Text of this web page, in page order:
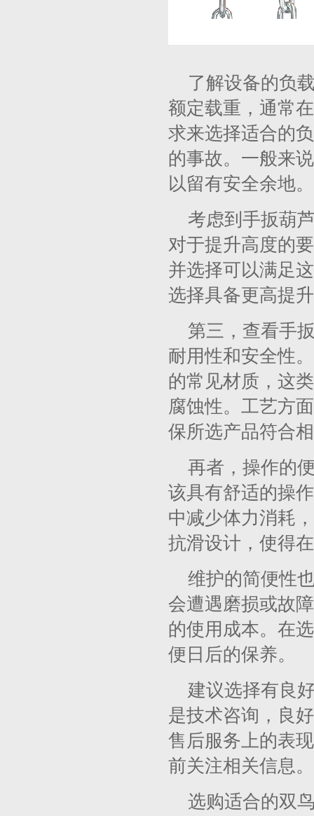
了解设备的负
额定载重，通常
求来选择适合的
的事故。一般来
以留有安全余地。
考虑到手扳葫
对于提升高度的
并选择可以满足
选择具备更高提
第三，查看手
耐用性和安全性
的常见材质，这
腐蚀性。工艺方
保所选产品符合
再者，操作的
该具有舒适的操
中减少体力消耗
抗滑设计，使得
维护的简便性
会遭遇磨损或故
的使用成本。在
便日后的保养。
建议选择有良
是技术咨询，良
售后服务上的表
前关注相关信息。
选购适合的双